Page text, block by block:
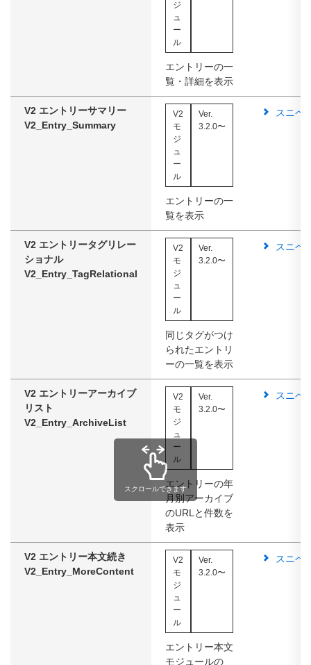
ジ
ュ
ー
ル
エントリーの一
覧・詳細を表示
V2 エントリーサマリー
V2_Entry_Summary
V2
モ
ジ
ュ
ー
ル
Ver.
3.2.0〜
エントリーの一
覧を表示
スニペ
V2 エントリータグリレー
ショナル
V2_Entry_TagRelational
V2
モ
ジ
ュ
ー
ル
Ver.
3.2.0〜
同じタグがつけ
られたエントリ
ーの一覧を表示
スニペ
V2 エントリーアーカイブ
リスト
V2_Entry_ArchiveList
V2
モ
ジ
ュ
ー
ル
Ver.
3.2.0〜
エントリーの年
月別アーカイブ
のURLと件数を
表示
スニペ
V2 エントリー本文続き
V2_Entry_MoreContent
V2
モ
ジ
ュ
ー
ル
Ver.
3.2.0〜
エントリー本文
モジュールの
スニペ
スクロールできます